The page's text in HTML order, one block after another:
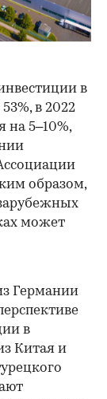
в
в 2022
на 5–10%,
образом,
может
Германии
в
Китая и